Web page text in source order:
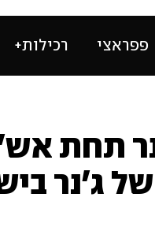
פפראצי רכילות+
תחת
ג'נר